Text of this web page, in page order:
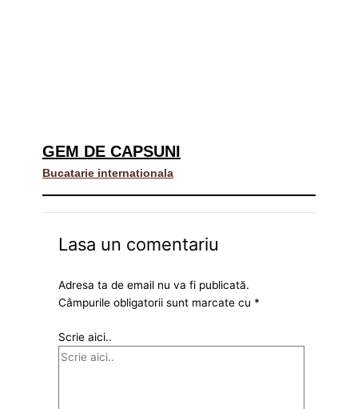
GEM DE CAPSUNI
Bucatarie internationala
Lasa un comentariu
Adresa ta de email nu va fi publicată.
Câmpurile obligatorii sunt marcate cu *
Scrie aici..